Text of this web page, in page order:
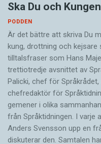
Ska Du och
PODDEN
Är det bättre att skriva Du
kung, drottning och
tilltalsfraser som Hans
trettiotredje avsnittet av
Palicki, chef för
chefredaktör för
gemener i olika
från Språktidningen. I varje
Anders Svensson upp en
diskuterar den. Samtalen